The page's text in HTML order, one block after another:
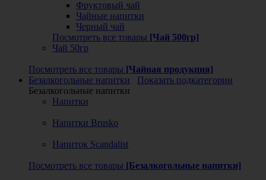
Фруктовый чай
Чайные напитки
Черный чай
Посмотреть все товары [Чай 500гр]
Чай 50гр
Посмотреть все товары [Чайная продукция]
Безалкогольные напитки
Показать подкатегории
Безалкогольные напитки
Напитки
Напитки Brusko
Напиток Scandalist
Посмотреть все товары [Безалкогольные напитки]